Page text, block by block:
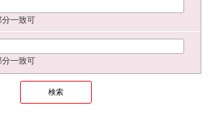
一致可
一致可